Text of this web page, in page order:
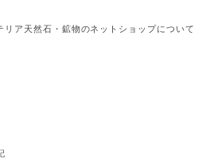
ア天然石・鉱物のネットショップについて